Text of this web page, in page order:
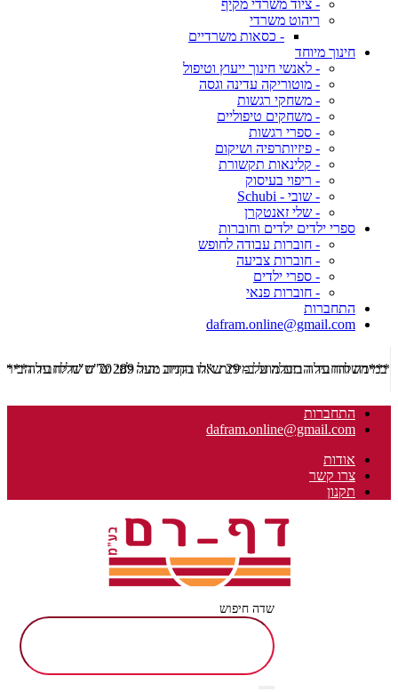
- ציוד משרדי מקיף
ריהוט משרדי
- כסאות משרדיים
חינוך מיוחד
- לאנשי חינוך ייעוץ וטיפול
- מוטוריקה עדינה וגסה
- משחקי רגשות
- משחקים טיפוליים
- ספרי רגשות
- פיזיותרפיה ושיקום
- קלינאות תקשורת
- ריפוי בעיסוק
- שובי - Schubi
- שלי זאנטקרן
ספרי ילדים ילדים וחוברות
- חוברות עבודה לחופש
- חוברות צביעה
- ספרי ילדים
- חוברות פנאי
התחברות
dafram.online@gmail.com
***משלוח עד הבית מוזל ב- 29 ש"ח בקניה מעל 289 ש"ח שליח עד הבית ***
התחברות
dafram.online@gmail.com
אודות
צרו קשר
תקנון
שדה חיפוש